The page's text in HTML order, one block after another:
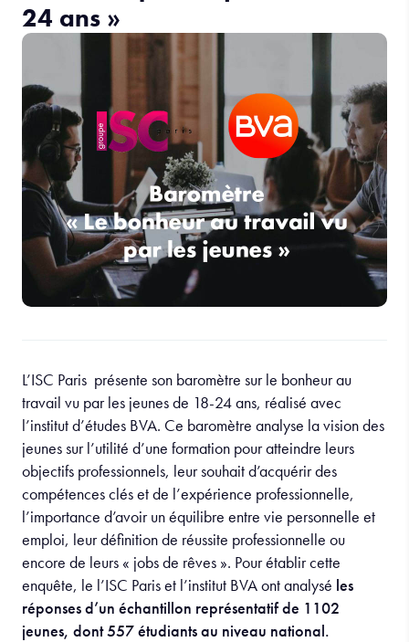
24 ans »
L’ISC Paris présente son baromètre sur le bonheur au
travail vu par les jeunes de 18-24 ans, réalisé avec
l’institut d’études BVA. Ce baromètre analyse la vision des
jeunes sur l’utilité d’une formation pour atteindre leurs
objectifs professionnels, leur souhait d’acquérir des
compétences clés et de l’expérience professionnelle,
l’importance d’avoir un équilibre entre vie personnelle et
emploi, leur définition de réussite professionnelle ou
encore de leurs « jobs de rêves ». Pour établir cette
enquête, le l’ISC Paris et l’institut BVA ont analysé les
réponses d’un échantillon représentatif de 1102
jeunes, dont 557 étudiants au niveau national.